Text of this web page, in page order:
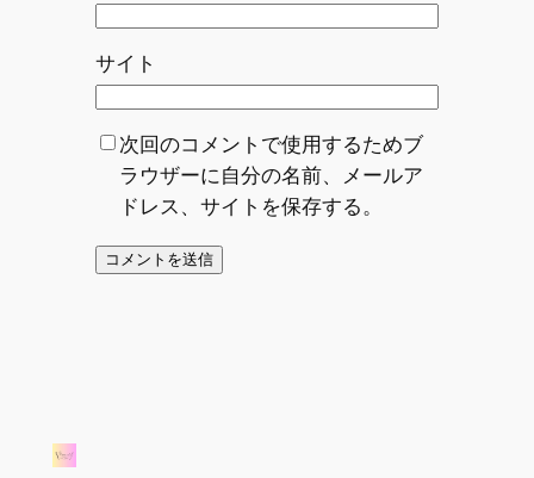
サイト
次回のコメントで使用するためブ
ラウザーに自分の名前、メールア
ドレス、サイトを保存する。